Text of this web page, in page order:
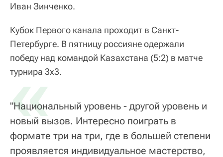
Иван Зинченко.
Кубок Первого канала проходит в Санкт-
Петербурге. В пятницу россияне одержали
победу над командой Казахстана (5:2) в матче
турнира 3х3.
«
"Национальный уровень - другой уровень и
новый вызов. Интересно поиграть в
формате три на три, где в большей степени
проявляется индивидуальное мастерство,